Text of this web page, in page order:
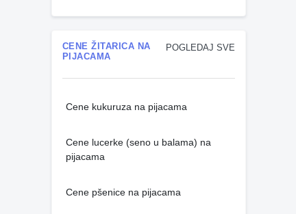
POGLEDAJ SVE
CENE ŽITARICA NA
PIJACAMA
Cene kukuruza na pijacama
Cene lucerke (seno u balama) na
pijacama
Cene pšenice na pijacama